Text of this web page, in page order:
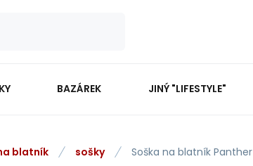
BAZÁREK JINÝ "LIFESTYLE"
blatník sošky Soška na blatník Panther